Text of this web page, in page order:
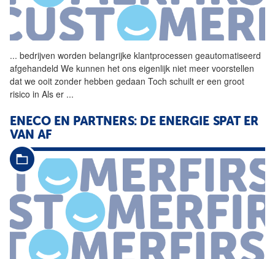
... bedrijven worden belangrijke klantprocessen geautomatiseerd
afgehandeld We kunnen het ons eigenlijk niet meer voorstellen
dat we ooit zonder hebben gedaan Toch schuilt er een groot
risico in Als er ...
ENECO EN PARTNERS: DE ENERGIE SPAT ER
VAN AF